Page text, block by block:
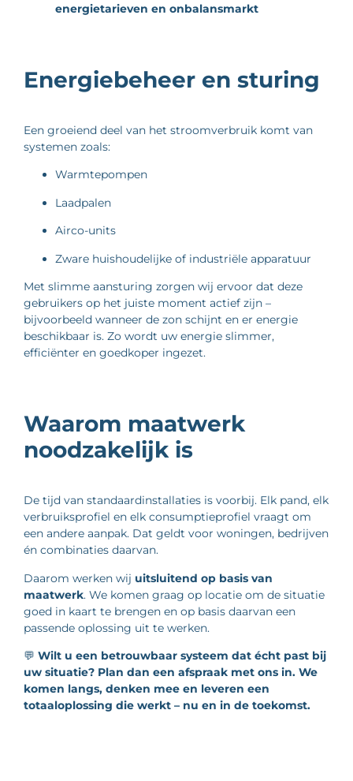
energietarieven en onbalansmarkt
Energiebeheer en sturing
Een groeiend deel van het stroomverbruik komt van
systemen zoals:
Warmtepompen
Laadpalen
Airco-units
Zware huishoudelijke of industriële apparatuur
Met slimme aansturing zorgen wij ervoor dat deze
gebruikers op het juiste moment actief zijn –
bijvoorbeeld wanneer de zon schijnt en er energie
beschikbaar is. Zo wordt uw energie slimmer,
efficiënter en goedkoper ingezet.
Waarom maatwerk
noodzakelijk is
De tijd van standaardinstallaties is voorbij. Elk pand, elk
verbruiksprofiel en elk consumptieprofiel vraagt om
een andere aanpak. Dat geldt voor woningen, bedrijven
én combinaties daarvan.
Daarom werken wij uitsluitend op basis van
maatwerk. We komen graag op locatie om de situatie
goed in kaart te brengen en op basis daarvan een
passende oplossing uit te werken.
💬 Wilt u een betrouwbaar systeem dat écht past bij
uw situatie? Plan dan een afspraak met ons in. We
komen langs, denken mee en leveren een
totaaloplossing die werkt – nu en in de toekomst.